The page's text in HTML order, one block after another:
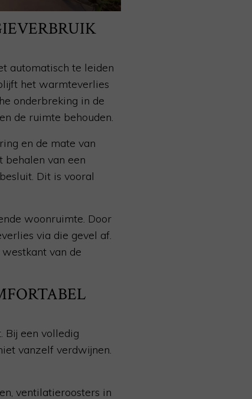
automatisch te leiden
het warmteverlies
onderbreking in de
de ruimte behouden.
en de mate van
behalen van een
Dit is vooral
woonruimte. Door
via die gevel af.
van de
Bij een volledig
vanzelf verdwijnen.
ventilatieroosters in